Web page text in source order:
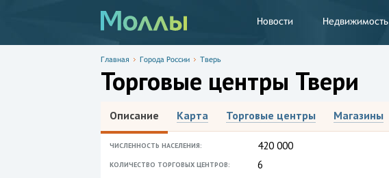
Новости Недвижимость
Главная Города России Тверь
Торговые центры Твери
Описание Карта Торговые центры Магазины
ЧИСЛЕННОСТЬ НАСЕЛЕНИЯ: 420 000
КОЛИЧЕСТВО ТОРГОВЫХ ЦЕНТРОВ: 6